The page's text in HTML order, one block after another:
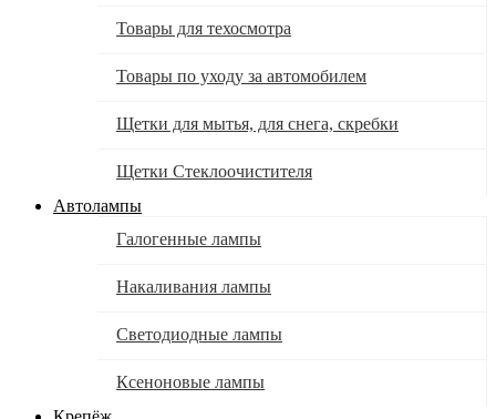
Товары для техосмотра
Товары по уходу за автомобилем
Щетки для мытья, для снега, скребки
Щетки Стеклоочистителя
Автолампы
Галогенные лампы
Накаливания лампы
Светодиодные лампы
Ксеноновые лампы